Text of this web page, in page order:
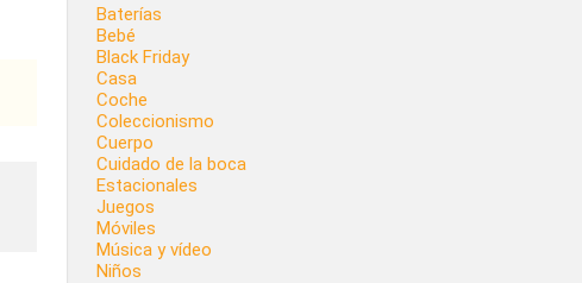
Baterías
Bebé
Black Friday
Casa
Coche
Coleccionismo
Cuerpo
Cuidado de la boca
Estacionales
Juegos
Móviles
Música y vídeo
Niños